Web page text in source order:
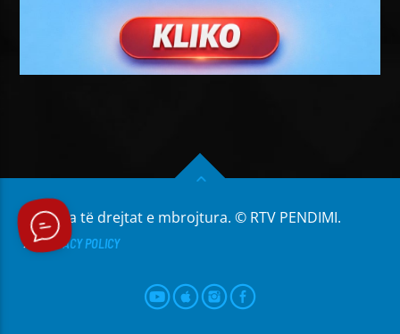
Të gjitha të drejtat e mbrojtura. © RTV PENDIMI.
PRIVACY POLICY